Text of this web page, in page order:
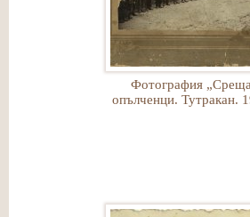
Фотография
опълченци. Тутракан.